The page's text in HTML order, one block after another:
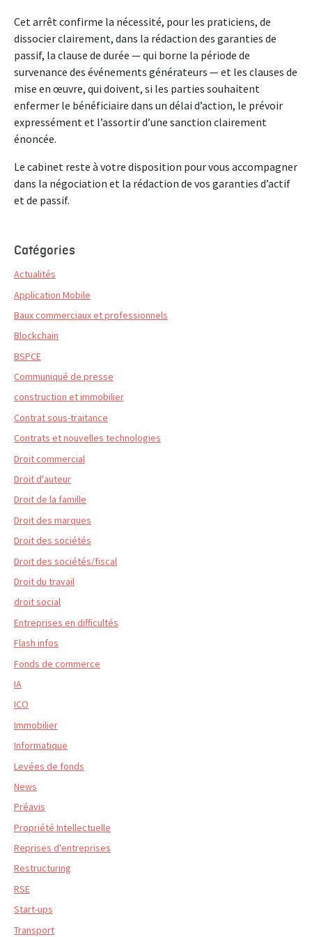
Cet arrêt confirme la nécessité, pour les praticiens, de
dissocier clairement, dans la rédaction des garanties de
passif, la clause de durée — qui borne la période de
survenance des événements générateurs — et les clauses de
mise en œuvre, qui doivent, si les parties souhaitent
enfermer le bénéficiaire dans un délai d’action, le prévoir
expressément et l’assortir d’une sanction clairement
énoncée.
Le cabinet reste à votre disposition pour vous accompagner
dans la négociation et la rédaction de vos garanties d’actif
et de passif.
Catégories
Actualités
Application Mobile
Baux commerciaux et professionnels
Blockchain
BSPCE
Communiqué de presse
construction et immobilier
Contrat sous-traitance
Contrats et nouvelles technologies
Droit commercial
Droit d'auteur
Droit de la famille
Droit des marques
Droit des sociétés
Droit des sociétés/fiscal
Droit du travail
droit social
Entreprises en difficultés
Flash infos
Fonds de commerce
IA
ICO
Immobilier
Informatique
Levées de fonds
News
Préavis
Propriété Intellectuelle
Reprises d'entreprises
Restructuring
RSE
Start-ups
Transport